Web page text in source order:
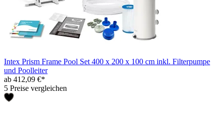
Intex Prism Frame Pool Set 400 x 200 x 100 cm inkl. Filterpumpe
und Poolleiter
ab 412,09 €*
5 Preise vergleichen